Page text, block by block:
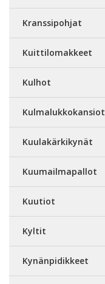
Kranssipohjat
Kuittilomakkeet
Kulhot
Kulmalukkokansiot
Kuulakärkikynät
Kuumailmapallot
Kuutiot
Kyltit
Kynänpidikkeet